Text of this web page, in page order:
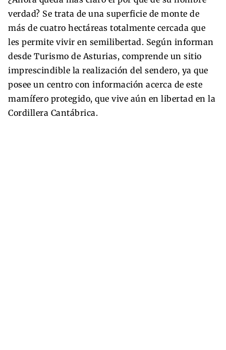
verdad? Se trata de una superficie de monte de
más de cuatro hectáreas totalmente cercada que
les permite vivir en semilibertad. Según informan
desde Turismo de Asturias, comprende un sitio
imprescindible la realización del sendero, ya que
posee un centro con información acerca de este
mamífero protegido, que vive aún en libertad en la
Cordillera Cantábrica.